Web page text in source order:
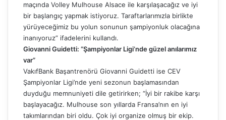
maçında Volley Mulhouse Alsace ile karşılaşacağız ve iyi
bir başlangıç yapmak istiyoruz. Taraftarlarımızla birlikte
yürüyeceğimiz bu yolun sonunun şampiyonluk olacağına
inanıyoruz” ifadelerini kullandı.
Giovanni Guidetti: “Şampiyonlar Ligi’nde güzel anılarımız
var”
VakıfBank Başantrenörü Giovanni Guidetti ise CEV
Şampiyonlar Ligi’nde yeni sezonun başlamasından
duyduğu memnuniyeti dile getirirken; “İyi bir rakibe karşı
başlayacağız. Mulhouse son yıllarda Fransa’nın en iyi
takımlarından biri oldu. Çok iyi organize olmuş bir ekip.